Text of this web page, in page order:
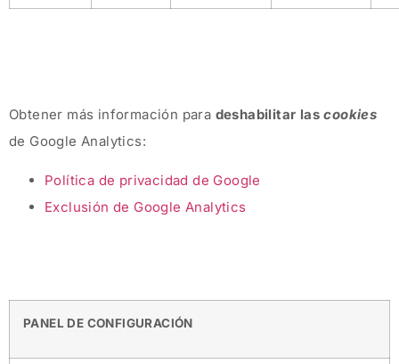
Obtener más información para deshabilitar lascookies
de Google Analytics:
Política de privacidad de Google
Exclusión de Google Analytics
PANEL DE CONFIGURACIÓN